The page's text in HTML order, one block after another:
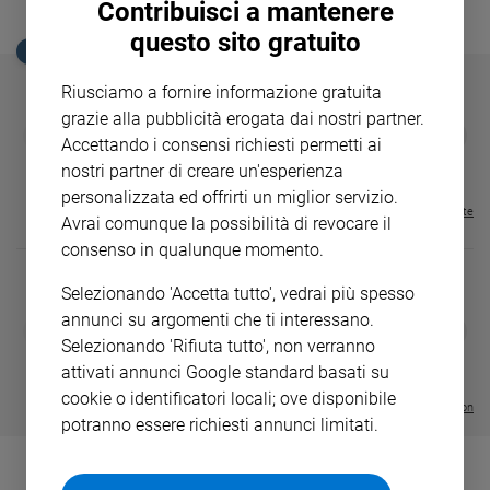
e
Creato
Volontariato
Aziende
Migranti
Diversità
inclusione
Costume
spettacoli
EDICOLA SAN PAOLO
GBABY
€ 34,80 € 21,90 37%
FAMIGLIA CRISTIANA
€ 104,00 € 83,00 20%
GBABY
Visualizza tutte le riviste
LE GRANDI BASILICHE ITALIANE
€ 64,50
DIARIO G 2026-27
€ 8,90
- € 8,90
Visualizza tutte le collection
Contribuisci a mantenere
questo sito gratuito
Riusciamo a fornire informazione gratuita
grazie alla pubblicità erogata dai nostri partner.
Accettando i consensi richiesti permetti ai
nostri partner di creare un'esperienza
personalizzata ed offrirti un miglior servizio.
Avrai comunque la possibilità di revocare il
consenso in qualunque momento.
Selezionando 'Accetta tutto', vedrai più spesso
annunci su argomenti che ti interessano.
Selezionando 'Rifiuta tutto', non verranno
attivati annunci Google standard basati su
cookie o identificatori locali; ove disponibile
potranno essere richiesti annunci limitati.